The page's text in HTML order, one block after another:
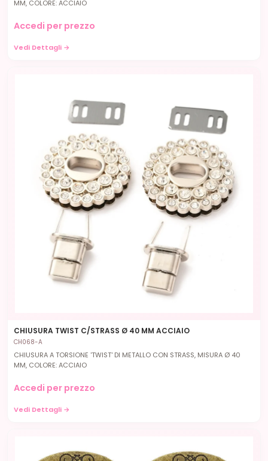
MM, COLORE: ACCIAIO
Accedi per prezzo
Vedi Dettagli →
CHIUSURA TWIST C/STRASS Ø 40 MM ACCIAIO
CH068-A
CHIUSURA A TORSIONE 'TWIST' DI METALLO CON STRASS, MISURA Ø 40
MM, COLORE: ACCIAIO
Accedi per prezzo
Vedi Dettagli →